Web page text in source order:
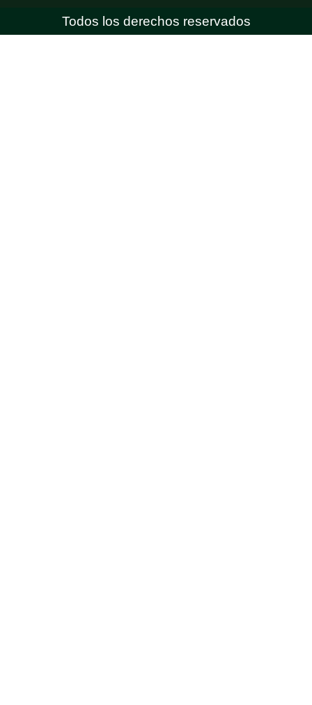
Todos los derechos reservados